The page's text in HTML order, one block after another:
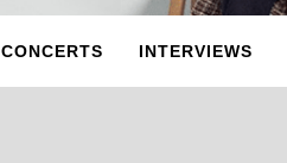
CONCERTS INTERVIEWS